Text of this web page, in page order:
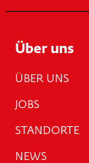
Über uns
ÜBER UNS
JOBS
STANDORTE
NEWS